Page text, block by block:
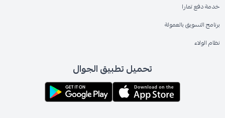
خدمة دفع تمارا
برنامج التسويق بالعمولة
نظام الولاء
تحميل تطبيق الجوال